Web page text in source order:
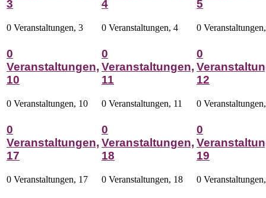
3
0 Veranstaltungen, 3
4
0 Veranstaltungen, 4
5
0
0
Veranstaltungen,
10
0 Veranstaltungen, 10
0
Veranstaltungen,
11
0 Veranstaltungen, 11
0
12
0
0
Veranstaltungen,
17
0 Veranstaltungen, 17
0
Veranstaltungen,
18
0 Veranstaltungen, 18
0
19
0